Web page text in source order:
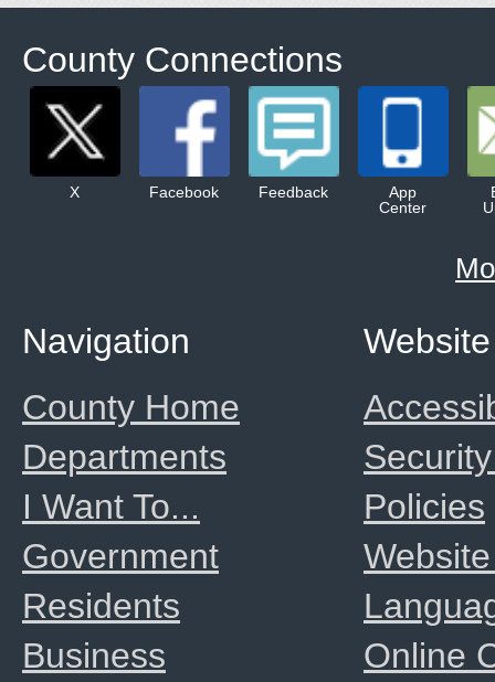
County Connections
X Facebook Feedback
App
Center
Website
Policies
Online
Navigation
County Home
Departments
I Want To...
Government
Residents
Business